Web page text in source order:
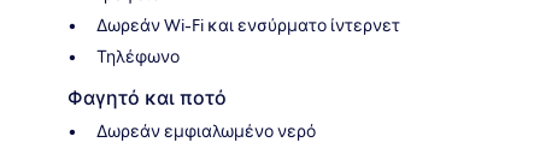
Δωρεάν Wi-Fi και ενσύρματο ίντερνετ
Τηλέφωνο
Φαγητό και ποτό
Δωρεάν εμφιαλωμένο νερό